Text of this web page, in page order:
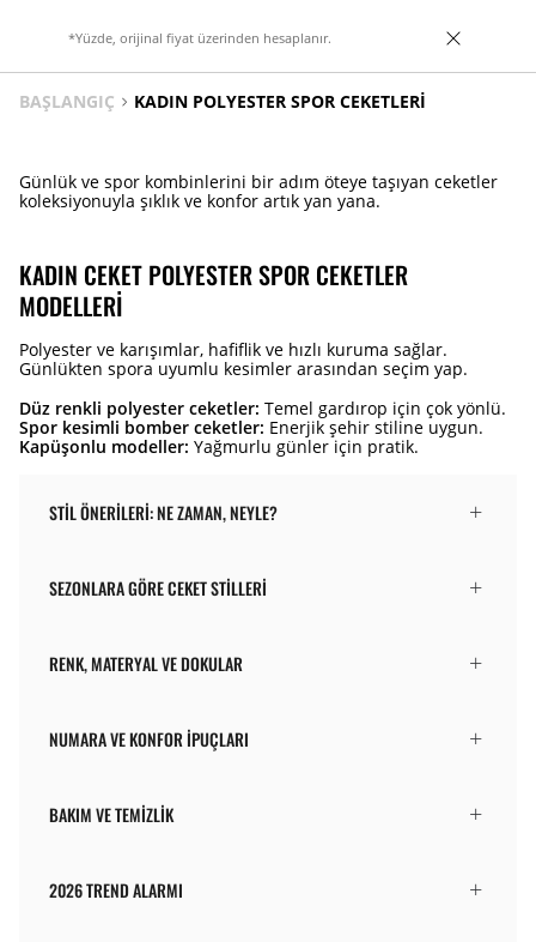
*Yüzde, orijinal fiyat üzerinden hesaplanır.
BAŞLANGIÇ KADIN POLYESTER SPOR CEKETLERI
Günlük ve spor kombinlerini bir adım öteye taşıyan ceketler
koleksiyonuyla şıklık ve konfor artık yan yana.
KADIN CEKET POLYESTER SPOR CEKETLER
MODELLERI
Polyester ve karışımlar, hafiflik ve hızlı kuruma sağlar.
Günlükten spora uyumlu kesimler arasından seçim yap.
Düz renkli polyester ceketler: Temel gardırop için çok yönlü.
Spor kesimli bomber ceketler: Enerjik şehir stiline uygun.
Kapüşonlu modeller: Yağmurlu günler için pratik.
STIL ÖNERILERI: NE ZAMAN, NEYLE?
SEZONLARA GÖRE CEKET STILLERI
RENK, MATERYAL VE DOKULAR
NUMARA VE KONFOR İPUÇLARI
BAKIM VE TEMIZLIK
2026 TREND ALARMI